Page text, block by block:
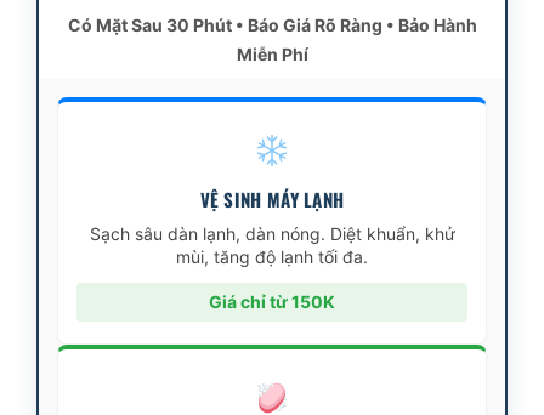
Có Mặt Sau 30 Phút • Báo Giá Rõ Ràng • Bảo Hành
Miễn Phí
VỆ SINH MÁY LẠNH
Sạch sâu dàn lạnh, dàn nóng. Diệt khuẩn, khử
mùi, tăng độ lạnh tối đa.
Giá chỉ từ 150K